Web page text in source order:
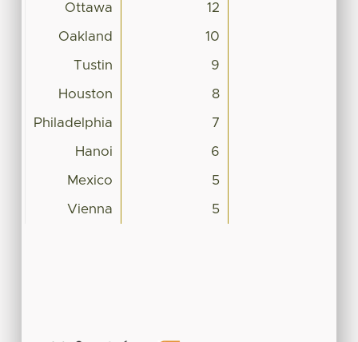
Ottawa 12
Oakland 10
Tustin 9
Houston 8
Philadelphia 7
Hanoi 6
Mexico 5
Vienna 5